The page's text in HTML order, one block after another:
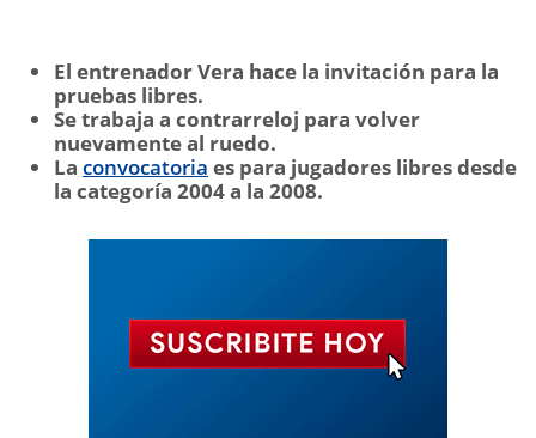
El entrenador Vera hace la invitación para la
pruebas libres.
Se trabaja a contrarreloj para volver
nuevamente al ruedo.
La convocatoria es para jugadores libres desde
la categoría 2004 a la 2008.